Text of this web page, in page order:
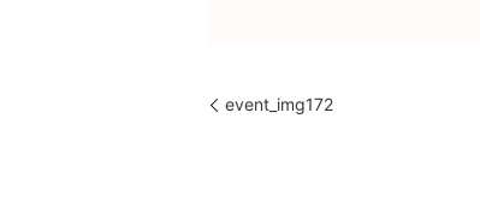
event_img172